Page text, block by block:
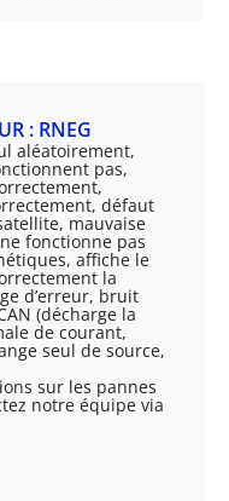
: RNEG
aléatoirement,
pas,
défaut
mauvaise
fonctionne pas
affiche le
la
d’erreur, bruit
(décharge la
de courant,
seul de source,
sur les pannes
notre équipe via